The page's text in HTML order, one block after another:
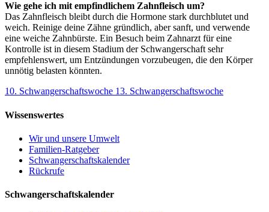
Wie gehe ich mit empfindlichem Zahnfleisch um?
Das Zahnfleisch bleibt durch die Hormone stark durchblutet und
weich. Reinige deine Zähne gründlich, aber sanft, und verwende
eine weiche Zahnbürste. Ein Besuch beim Zahnarzt für eine
Kontrolle ist in diesem Stadium der Schwangerschaft sehr
empfehlenswert, um Entzündungen vorzubeugen, die den Körper
unnötig belasten könnten.
10. Schwangerschaftswoche 13. Schwangerschaftswoche
Wissenswertes
Wir und unsere Umwelt
Familien-Ratgeber
Schwangerschaftskalender
Rückrufe
Schwangerschaftskalender